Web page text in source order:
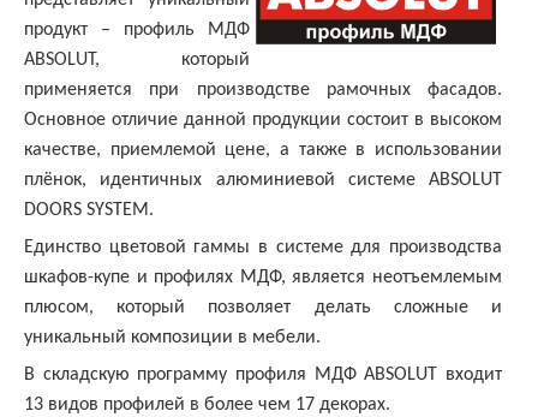
продукт – профиль МДФ
ABSOLUT, который
применяется при производстве рамочных фасадов.
Основное отличие данной продукции состоит в высоком
качестве, приемлемой цене, а также в использовании
плёнок, идентичных алюминиевой системе ABSOLUT
DOORS SYSTEM.
Единство цветовой гаммы в системе для производства
шкафов-купе и профилях МДФ, является неотъемлемым
плюсом, который позволяет делать сложные и
уникальный композиции в мебели.
В складскую программу профиля МДФ ABSOLUT входит
13 видов профилей в более чем 17 декорах.